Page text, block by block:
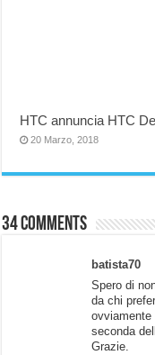
HTC annuncia HTC
20 Marzo, 2018
34 comments
batista70
Spero di
da chi
ovviamente
seconda
Grazie.